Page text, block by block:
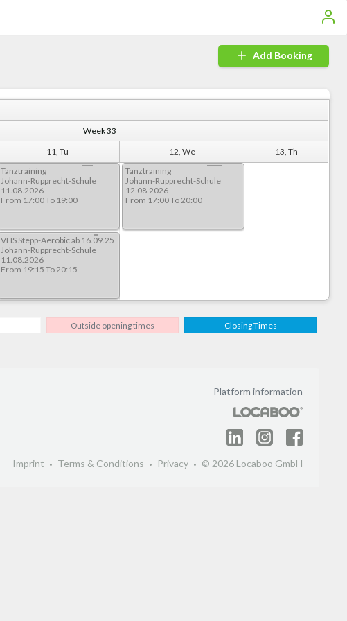
Add Booking
Week 33
11, Tu 12, We
13, Th
Tanztraining
Johann-Rupprecht-Schule
11.08.2026
From 17:00 To 19:00
Tanztraining
Johann-Rupprecht-Schule
12.08.2026
From 17:00 To 20:00
VHS Stepp-Aerobic ab 16.09.25
Johann-Rupprecht-Schule
11.08.2026
From 19:15 To 20:15
Outside opening times Closing Times
Platform information
Imprint Terms & Conditions Privacy © 2026 Locaboo GmbH